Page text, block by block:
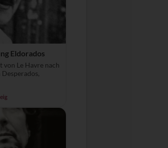
Eldorados
Le Havre nach